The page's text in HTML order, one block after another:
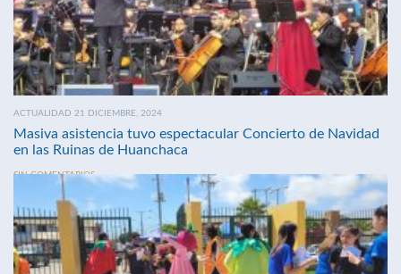
ACTUALIDAD 21 DICIEMBRE, 2024
Masiva asistencia tuvo espectacular Concierto de Navidad
en las Ruinas de Huanchaca
SIN COMENTARIOS